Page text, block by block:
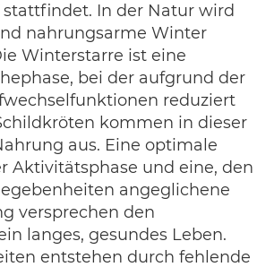
stattfindet. In der Natur wird
nahrungsarme Winter
Winterstarre ist eine
bei der aufgrund der
reduziert
kommen in dieser
aus. Eine optimale
Aktivitätsphase und eine, den
angeglichene
versprechen den
langes, gesundes Leben.
entstehen durch fehlende